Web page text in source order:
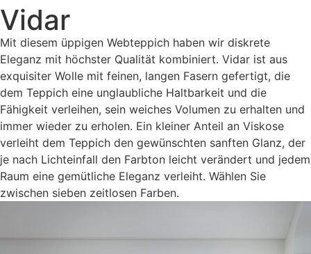
Vidar
Mit diesem üppigen Webteppich haben wir diskrete
Eleganz mit höchster Qualität kombiniert. Vidar ist aus
exquisiter Wolle mit feinen, langen Fasern gefertigt, die
dem Teppich eine unglaubliche Haltbarkeit und die
Fähigkeit verleihen, sein weiches Volumen zu erhalten und
immer wieder zu erholen. Ein kleiner Anteil an Viskose
verleiht dem Teppich den gewünschten sanften Glanz, der
je nach Lichteinfall den Farbton leicht verändert und jedem
Raum eine gemütliche Eleganz verleiht. Wählen Sie
zwischen sieben zeitlosen Farben.